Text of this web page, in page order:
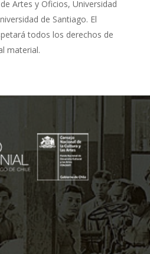
Artes y Oficios, Universidad
de Santiago. El
todos los derechos de
material.